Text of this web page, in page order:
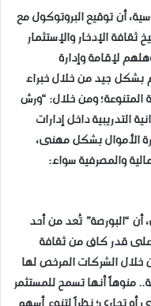
أن توقيع البروتوكول مع
الإدخار والإستثمار
لإقامة وإدارة
بشكل جيد من خلال خبراء
المتنوعة؛ ومن خلال: “ورش
التدريبية داخل إدارات
الأموال بشكل مهنى،
والمصرفية سواء:
أن “البورصة” تُعد من أحد
على قدر كاف من ثقافة
خلال الشركات المرخص لها
منوهاً أنها تسمح للمستثمر